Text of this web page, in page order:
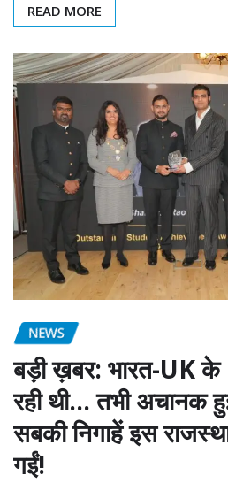
READ MORE
NEWS
बड़ी ख़बर: भारत-UK के
रही थी… तभी अचानक
सबकी निगाहें इस
गईं!